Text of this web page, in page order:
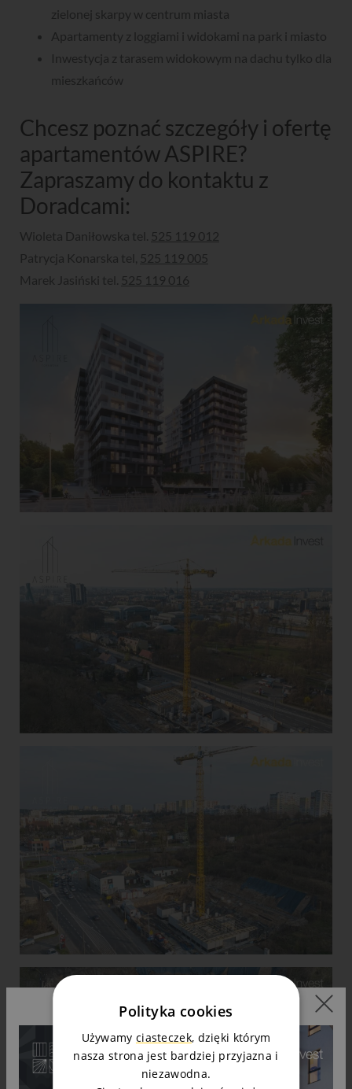
zielonej skarpy w centrum miasta
Apartamenty z loggiami i widokami na park i miasto
Inwestycja z tarasem widokowym na dachu tylko dla
mieszkańców
Chcesz poznać szczegóły i ofertę
apartamentów ASPIRE?
Zapraszamy do kontaktu z
Doradcami:
Wioleta Daniłowska tel.
525 119 012
Patrycja Konarska tel,
525 119 005
Marek Jasiński tel.
525 119 016
Polityka cookies
Używamy ciasteczek, dzięki którym
nasza strona jest bardziej przyjazna i
niezawodna.